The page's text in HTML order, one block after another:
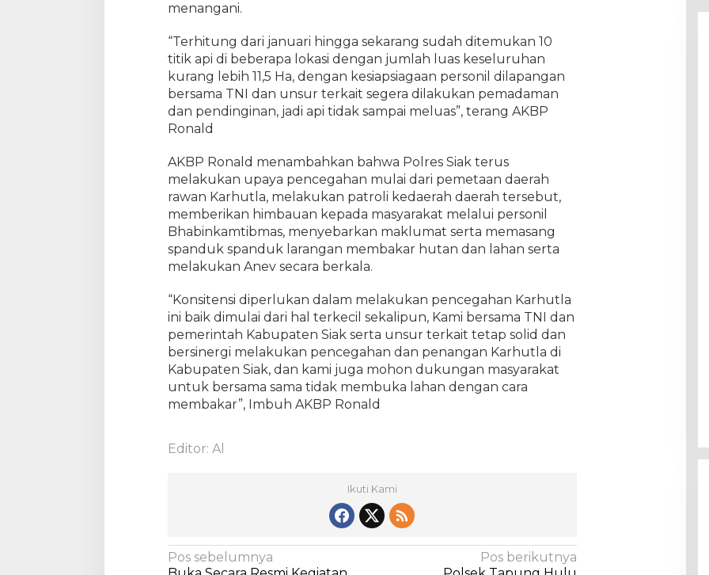
u
a
n
H
a
l
I
i
menangani.
“Terhitung dari januari hingga sekarang sudah ditemukan 10
titik api di beberapa lokasi dengan jumlah luas keseluruhan
kurang lebih 11,5 Ha, dengan kesiapsiagaan personil dilapangan
bersama TNI dan unsur terkait segera dilakukan pemadaman
dan pendinginan, jadi api tidak sampai meluas”, terang AKBP
Ronald
AKBP Ronald menambahkan bahwa Polres Siak terus
melakukan upaya pencegahan mulai dari pemetaan daerah
rawan Karhutla, melakukan patroli kedaerah daerah tersebut,
memberikan himbauan kepada masyarakat melalui personil
Bhabinkamtibmas, menyebarkan maklumat serta memasang
spanduk spanduk larangan membakar hutan dan lahan serta
melakukan Anev secara berkala.
“Konsitensi diperlukan dalam melakukan pencegahan Karhutla
ini baik dimulai dari hal terkecil sekalipun, Kami bersama TNI dan
pemerintah Kabupaten Siak serta unsur terkait tetap solid dan
bersinergi melakukan pencegahan dan penangan Karhutla di
Kabupaten Siak, dan kami juga mohon dukungan masyarakat
untuk bersama sama tidak membuka lahan dengan cara
membakar”, Imbuh AKBP Ronald
Editor: Al
Ikuti Kami
N
Pos sebelumnya
Pos berikutnya